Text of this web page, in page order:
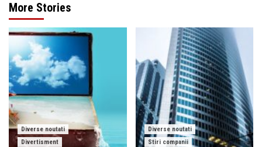
More Stories
Diverse noutati
Divertisment
Diverse noutati
Stiri companii